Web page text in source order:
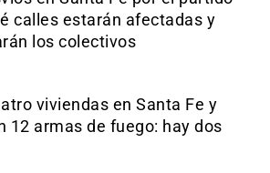
calles estarán afectadas y
los colectivos
viviendas en Santa Fe y
12 armas de fuego: hay dos